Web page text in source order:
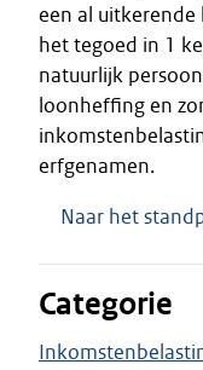
een al
het tegoed in 1
natuurlijk
loonheffing en
erfgenamen.
Naar het
Categorie